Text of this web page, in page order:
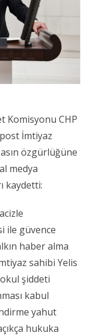
Komisyonu CHP
İmtiyaz
özgürlüğüne
medya
kaydetti:
ile güvence
haber alma
sahibi Yelis
şiddeti
kabul
yahut
hukuka